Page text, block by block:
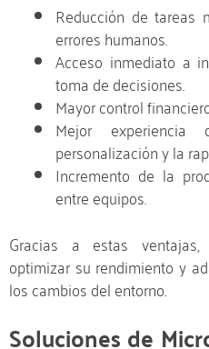
Reducción de tareas
errores humanos.
Acceso inmediato a
toma de decisiones.
Mayor control
Mejor
personalización y la
Incremento de la
entre equipos.
Gracias a estas
optimizar su rendimiento y
los cambios del entorno.
Soluciones de